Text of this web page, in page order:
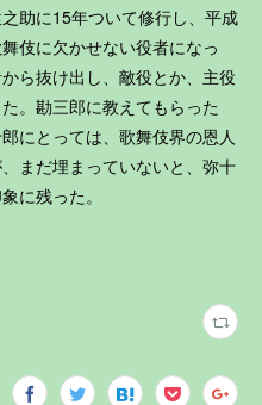
助に15年ついて修行し、平成
伎に欠かせない役者になっ
ら抜け出し、敵役とか、主役
。勘三郎に教えてもらった
にとっては、歌舞伎界の恩人
まだ埋まっていないと、弥十
に残った。